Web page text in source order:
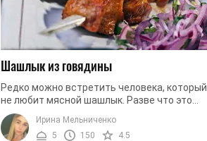
Шашлык из говядины
Редко можно встретить человека, который
не любит мясной шашлык. Разве что это
касается вегетарианцев. Но если вы любите
мясные блюда, то, скорее ...
Ирина Мельниченко
5
150 4.5